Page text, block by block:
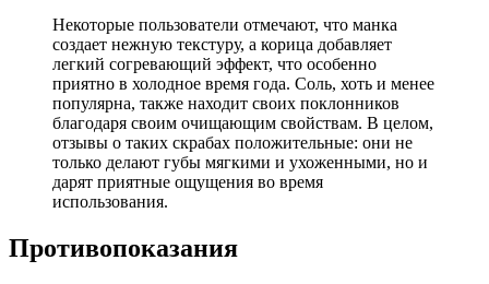
Некоторые пользователи отмечают, что манка
создает нежную текстуру, а корица добавляет
легкий согревающий эффект, что особенно
приятно в холодное время года. Соль, хоть и менее
популярна, также находит своих поклонников
благодаря своим очищающим свойствам. В целом,
отзывы о таких скрабах положительные: они не
только делают губы мягкими и ухоженными, но и
дарят приятные ощущения во время
использования.
Противопоказания